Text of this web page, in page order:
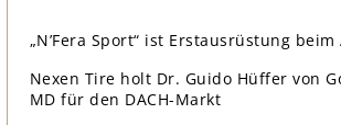
„N’Fera Sport“ ist Erstausrüstung beim
Nexen Tire holt Dr. Guido Hüffer von
MD für den DACH-Markt